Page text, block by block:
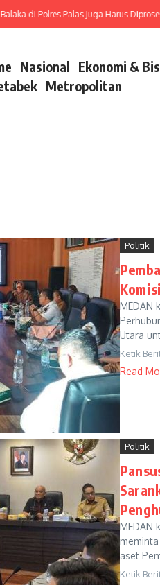
Palas Juga Harus Diproses Cepat
Nasional Ekonomi &
Metropolitan
Politik
MEDAN
Utara
Ketik
Read
Politik
MEDAN
aset
Ketik